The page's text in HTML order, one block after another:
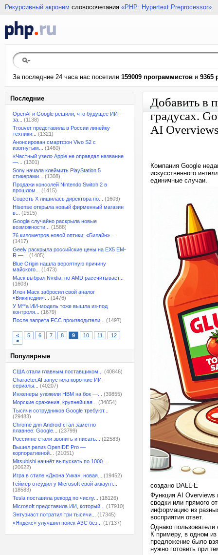
Рекурсивный акроним словосочетания «PHP: Hypertext Preprocessor»
За последние 24 часа нас посетили 159009 программистов и 9365
Последние
OpenAI и Google решили, что будущее ИИ —
за...
(1138)
Trouver представила в России линейку
техники...
(1321)
Анонсирован смартфон Vivo S2 с
изогнутым...
(1460)
«Частный узел» Apple не оправдал название
—...
(1301)
Sony начала клеймить PlayStation 5
стикерами...
(1308)
Продажи консолей Nintendo Switch 2 в
прошлом...
(1415)
Соцсеть X лишилась директора по...
(1603)
Hisense открыла новый фирменный магазин
в...
(1515)
Google случайно раскрыла новые
возможности...
(1588)
76 километров новой оптики: «Билайн»...
(1417)
Geely раскрыла российские цены на EX5 EM-
R —...
(1405)
Blue Origin нашла вероятную причину
майского...
(1473)
Маск выбрал Nvidia, но AMD рассчитывает...
(1603)
Илон Маск забросил свой аналог
«Википедии»...
(1476)
У M**a ИИ-модель тоже вышла из-под
контроля...
(1679)
После запрета FCC производители...
(1497)
< 5 6 7 8 9 10 11
12
>
Популярные
США стали главным поставщиком...
(40846)
Character.AI запустила короткие ИИ-
сериалы...
(40207)
Инженеры уложили HBM на бок —...
(39855)
Морские сражения, крупнейшая...
(34054)
Тысячи сотрудников Google требуют...
(29483)
Chrome для Android стал заметно
плавнее: Google...
(23799)
Россияне стали звонить и писать...
(22583)
Вышел релиз OpenIDE Pro —
корпоративной...
(21051)
Mitsubishi начнёт выпускать по 1000...
(20622)
Игра в стиле «Джона Уика», новая...
(19452)
Геймер отсудил у Microsoft свой аккаунт...
(18583)
Tesla поставила рекорд по числу...
(18126)
Microsoft представила ИИ, который...
(17910)
Энтузиаст потратил три тысячи...
(17345)
«Яндекс» улучшил поиск АЗС без...
(17137)
Добавить в
градусах.
AI
Компания Google
искусственного
единичные случаи.
создано DALL-E
Функция AI Overviews
сводки или прямого
информацию из
восприятия ответ.
Однако пользователи
К примеру, в одном
предложение было
нужно готовить при